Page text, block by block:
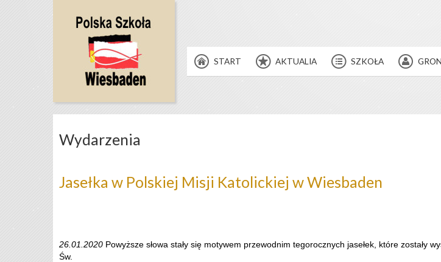
START AKTUALIA SZKOŁA
Wydarzenia
Jasełka w Polskiej Misji Katolickiej w Wiesbaden
26.01.2020 Powyższe słowa stały się motywem przewodnim tegorocznych jasełek, które
Św.